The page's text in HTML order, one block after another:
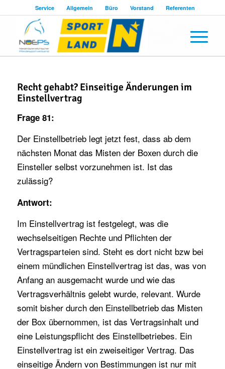
Service Allgemein Büro Vorstand Referenten
Recht gehabt? Einseitige Änderungen im
Einstellvertrag
Frage 81:
Der Einstellbetrieb legt jetzt fest, dass ab dem
nächsten Monat das Misten der Boxen durch die
Einsteller selbst vorzunehmen ist. Ist das
zulässig?
Antwort:
Im Einstellvertrag ist festgelegt, was die
wechselseitigen Rechte und Pflichten der
Vertragsparteien sind. Steht es dort nicht bzw bei
einem mündlichen Einstellvertrag ist das, was von
Anfang an ausgemacht wurde und wie das
Vertragsverhältnis gelebt wurde, relevant. Wurde
somit bisher durch den Einstellbetrieb das Misten
der Box übernommen, ist das Vertragsinhalt und
eine Leistungspflicht des Einstellbetriebes. Ein
Einstellvertrag ist ein zweiseitiger Vertrag. Das
einseitige Ändern von Bestimmungen ist nur mit